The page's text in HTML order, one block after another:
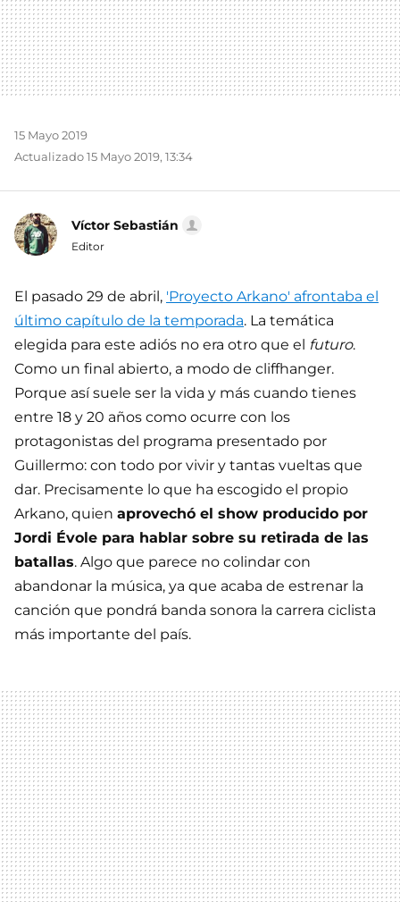
15 Mayo 2019
Actualizado 15 Mayo 2019, 13:34
Víctor Sebastián
Editor
El pasado 29 de abril, 'Proyecto Arkano' afrontaba el
último capítulo de la temporada. La temática
elegida para este adiós no era otro que el futuro.
Como un final abierto, a modo de cliffhanger.
Porque así suele ser la vida y más cuando tienes
entre 18 y 20 años como ocurre con los
protagonistas del programa presentado por
Guillermo: con todo por vivir y tantas vueltas que
dar. Precisamente lo que ha escogido el propio
Arkano, quien aprovechó el show producido por
Jordi Évole para hablar sobre su retirada de las
batallas. Algo que parece no colindar con
abandonar la música, ya que acaba de estrenar la
canción que pondrá banda sonora la carrera ciclista
más importante del país.